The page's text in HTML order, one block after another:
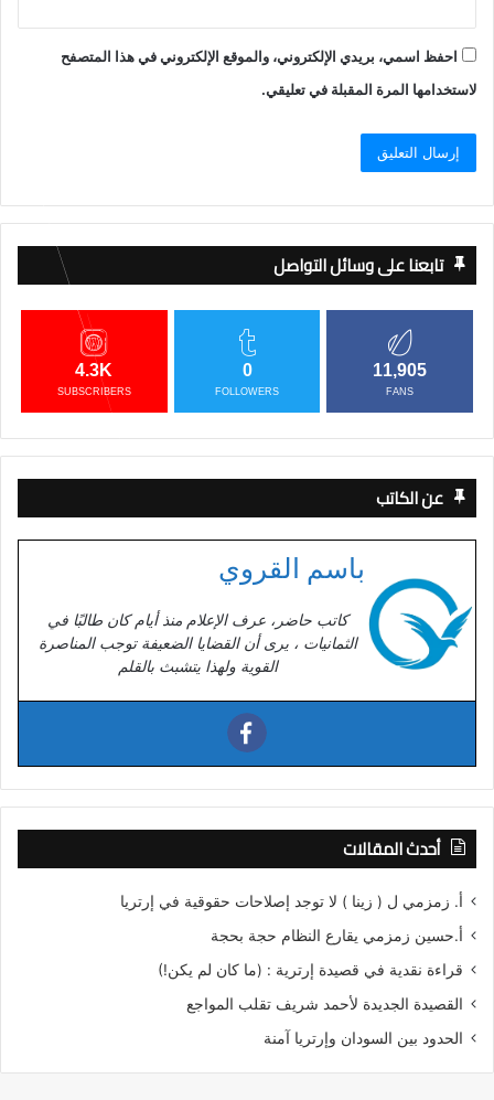
احفظ اسمي، بريدي الإلكتروني، والموقع الإلكتروني في هذا المتصفح
لاستخدامها المرة المقبلة في تعليقي.
تابعنا على وسائل التواصل
11,905
FANS
0
FOLLOWERS
4.3K
SUBSCRIBERS
عن الكاتب
باسم القروي
كاتب حاضر، عرف الإعلام منذ أيام كان طالبًا في
الثمانيات ، يرى أن القضايا الضعيفة توجب المناصرة
القوية ولهذا يتشبث بالقلم
أحدث المقالات
أ. زمزمي ل ( زينا ) لا توجد إصلاحات حقوقية في إرتريا
أ.حسين زمزمي يقارع النظام حجة بحجة
قراءة نقدية في قصيدة إرترية : (ما كان لم يكن!)
القصيدة الجديدة لأحمد شريف تقلب المواجع
الحدود بين السودان وإرتريا آمنة